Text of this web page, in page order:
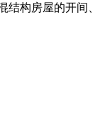
结构房屋的开间、